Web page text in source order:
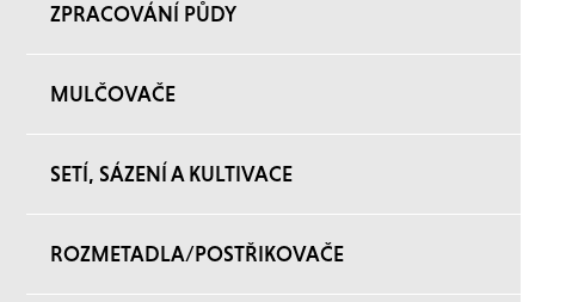
ZPRACOVÁNÍ PŮDY
MULČOVAČE
SETÍ, SÁZENÍ A KULTIVACE
ROZMETADLA/POSTŘIKOVAČE